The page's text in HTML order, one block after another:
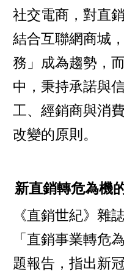
社交電商，對直
結合互聯網商城
務」成為趨勢，
中，秉持承諾與
工、經銷商與消
改變的原則。
新直銷轉危為機
《直銷世紀》雜
「直銷事業轉危
題報告，指出新